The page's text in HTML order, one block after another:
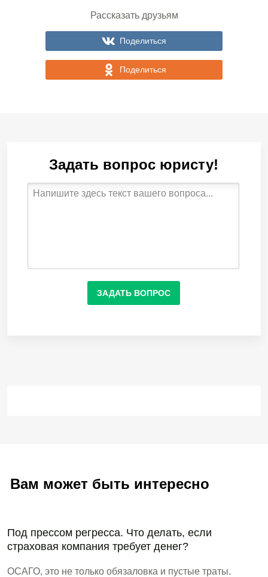
Рассказать друзьям
Поделиться
Поделиться
Задать вопрос юристу!
ЗАДАТЬ ВОПРОС
Вам может быть интересно
Под прессом регресса. Что делать, если
страховая компания требует денег?
ОСАГО, это не только обязаловка и пустые траты.